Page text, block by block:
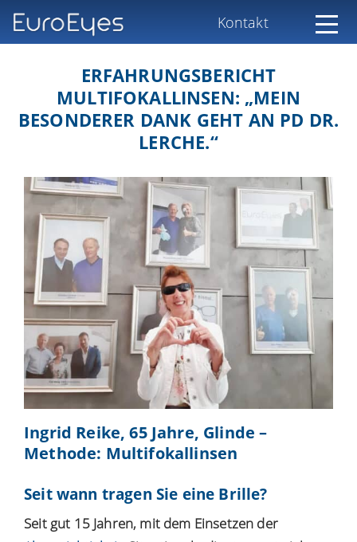
Kontakt
ERFAHRUNGSBERICHT
MULTIFOKALLINSEN: „MEIN
BESONDERER DANK GEHT AN PD DR.
LERCHE.“
Ingrid Reike, 65 Jahre, Glinde –
Methode: Multifokallinsen
Seit wann tragen Sie eine Brille?
Seit gut 15 Jahren, mit dem Einsetzen der